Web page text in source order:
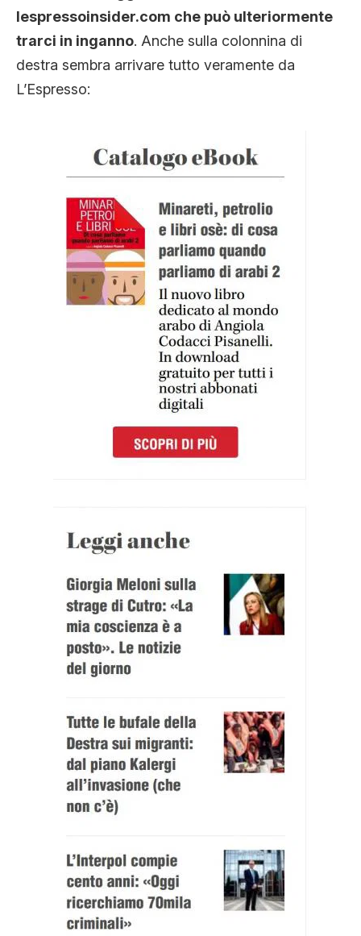
lespressoinsider.com che può ulteriormente
trarci in inganno. Anche sulla colonnina di
destra sembra arrivare tutto veramente da
L’Espresso: